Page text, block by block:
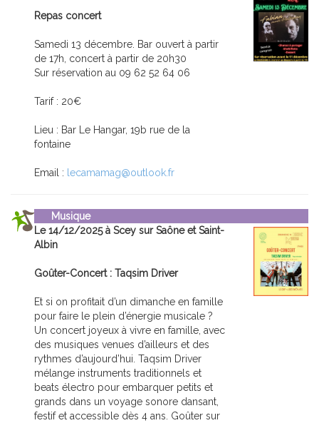
Repas concert
Samedi 13 décembre. Bar ouvert à partir
de 17h, concert à partir de 20h30
Sur réservation au 09 62 52 64 06
Tarif : 20€
Lieu : Bar Le Hangar, 19b rue de la
fontaine
Email : lecamamag@outlook.fr
Musique
Le 14/12/2025 à Scey sur Saône et Saint-
Albin
Goûter-Concert : Taqsim Driver
Et si on profitait d’un dimanche en famille
pour faire le plein d’énergie musicale ?
Un concert joyeux à vivre en famille, avec
des musiques venues d’ailleurs et des
rythmes d’aujourd’hui. Taqsim Driver
mélange instruments traditionnels et
beats électro pour embarquer petits et
grands dans un voyage sonore dansant,
festif et accessible dès 4 ans. Goûter sur